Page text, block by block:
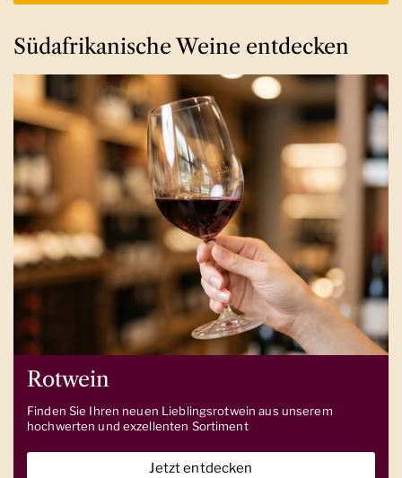
Südafrikanische Weine entdecken
Rotwein
Finden Sie Ihren neuen Lieblingsrotwein aus unserem
hochwerten und exzellenten Sortiment
Jetzt entdecken